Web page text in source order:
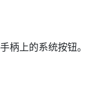
柄上的系统按钮。